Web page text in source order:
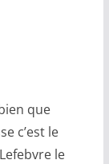
que
c’est le
le